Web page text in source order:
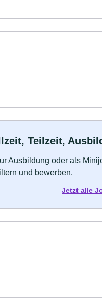
Teilzeit,
Ausbildung oder als
und bewerben.
Jetzt alle